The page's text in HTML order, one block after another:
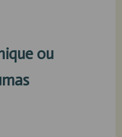
ou